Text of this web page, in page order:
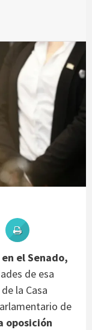
el Senado,
de esa
la Casa
de
oposición